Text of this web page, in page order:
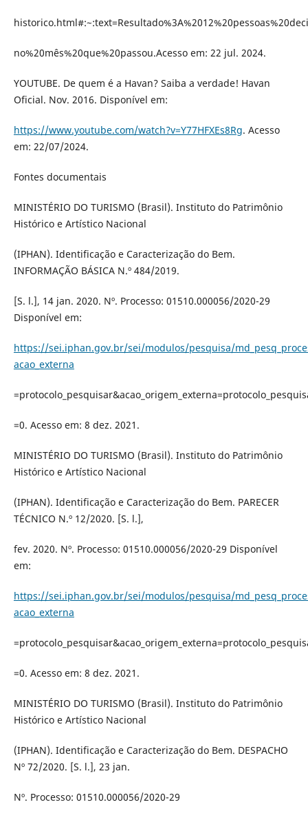
no%20mês%20que%20passou.Acesso em: 22 jul. 2024.
YOUTUBE. De quem é a Havan? Saiba a verdade! Havan
Oficial. Nov. 2016. Disponível em:
https://www.youtube.com/watch?v=Y77HFXEs8Rg. Acesso
em: 22/07/2024.
Fontes documentais
MINISTÉRIO DO TURISMO (Brasil). Instituto do Patrimônio
Histórico e Artístico Nacional
(IPHAN). Identificação e Caracterização do Bem.
INFORMAÇÃO BÁSICA N.º 484/2019.
[S. l.], 14 jan. 2020. Nº. Processo: 01510.000056/2020-29
Disponível em:
https://sei.iphan.gov.br/sei/modulos/pesquisa/
acao_externa
=0. Acesso em: 8 dez. 2021.
MINISTÉRIO DO TURISMO (Brasil). Instituto do Patrimônio
Histórico e Artístico Nacional
(IPHAN). Identificação e Caracterização do Bem. PARECER
TÉCNICO N.º 12/2020. [S. l.],
fev. 2020. Nº. Processo: 01510.000056/2020-29 Disponível
em:
https://sei.iphan.gov.br/sei/modulos/pesquisa/
acao_externa
=0. Acesso em: 8 dez. 2021.
MINISTÉRIO DO TURISMO (Brasil). Instituto do Patrimônio
Histórico e Artístico Nacional
(IPHAN). Identificação e Caracterização do Bem. DESPACHO
Nº 72/2020. [S. l.], 23 jan.
Nº. Processo: 01510.000056/2020-29